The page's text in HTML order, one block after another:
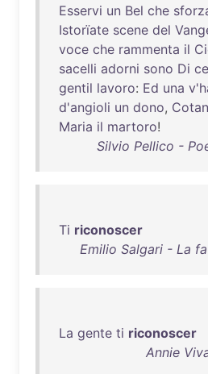
Esservi un Bel che
Istorïate scene del
voce che rammenta il
sacelli adorni sono Di
gentil lavoro: Ed una
d'angioli un dono,
Maria il martoro!
Silvio Pellico -
Ti riconoscer
Emilio Salgari - La
La gente ti riconoscer
Annie